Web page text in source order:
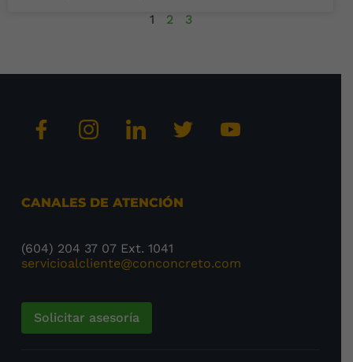
1 2 3
CANALES DE ATENCIÓN
(604) 204 37 07 Ext. 1041
servicioalcliente@conconcreto.com
Solicitar asesoría